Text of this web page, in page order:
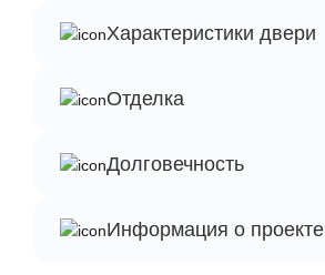
Характеристики двери
Отделка
Долговечность
Информация о проекте